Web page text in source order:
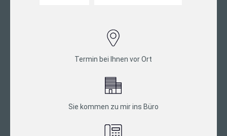
Termin bei Ihnen vor Ort
Sie kommen zu mir ins Büro